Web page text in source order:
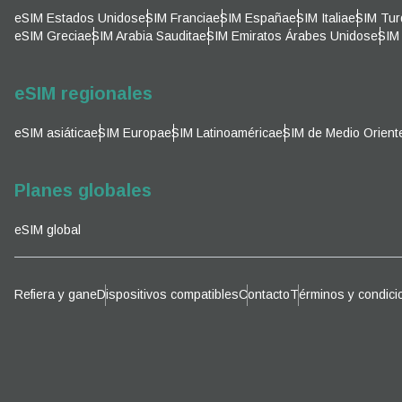
eSIM Estados UnidoseSIM FranciaeSIM EspañaeSIM ItaliaeSIM
eSIM GreciaeSIM Arabia SauditaeSIM Emiratos Árabes Unidos
eSIM regionales
eSIM asiáticaeSIM EuropaeSIM LatinoaméricaeSIM de Medio
Planes globales
eSIM global
Refiera y ganeDispositivos compatiblesContactoTérminos y